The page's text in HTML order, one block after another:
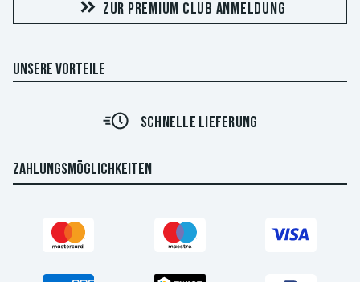
ZUR PREMIUM CLUB ANMELDUNG
UNSERE VORTEILE
SCHNELLE LIEFERUNG
ZAHLUNGSMÖGLICHKEITEN